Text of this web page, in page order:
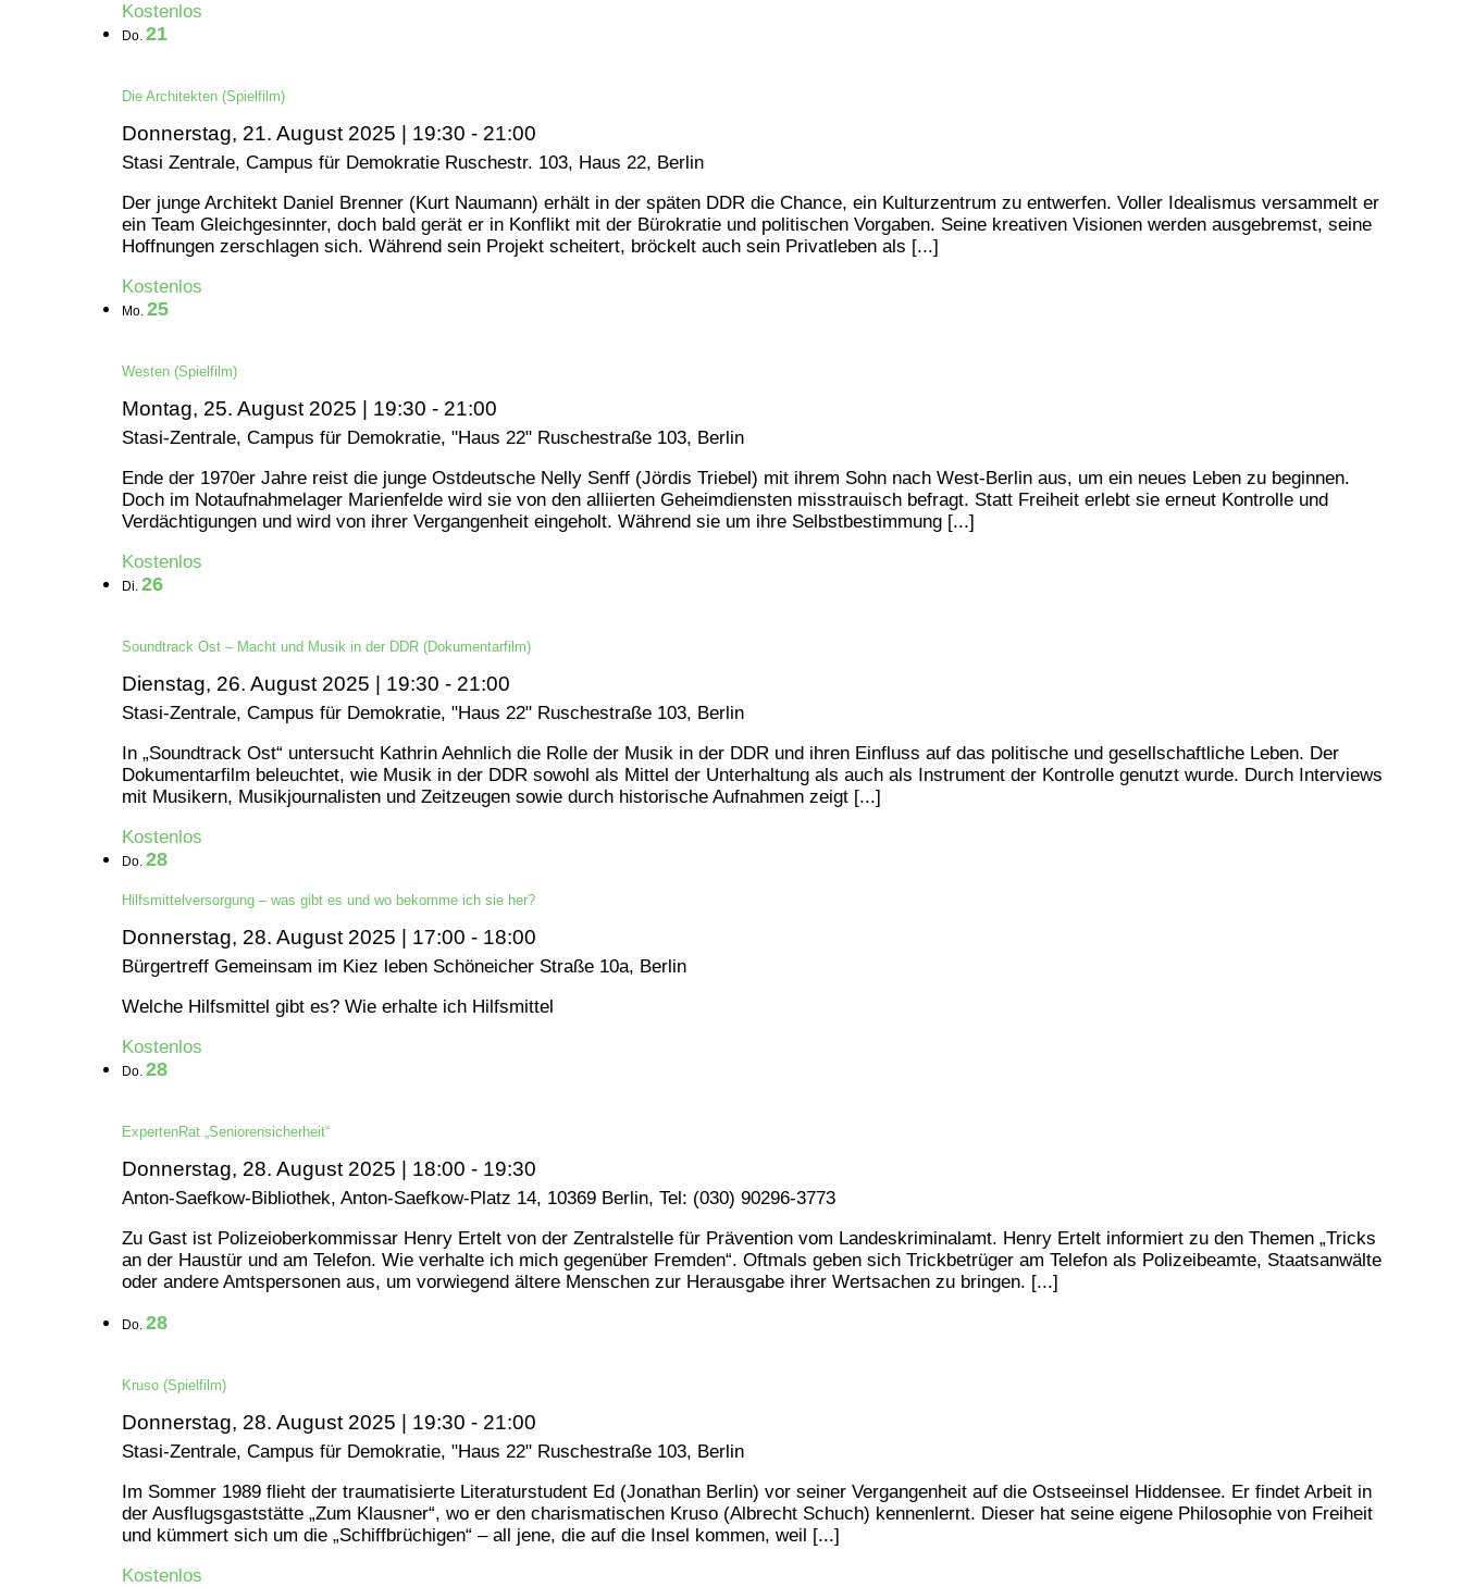
Kostenlos
Do. 21
Die Architekten (Spielfilm)
Donnerstag, 21. August 2025 | 19:30 - 21:00
Stasi Zentrale, Campus für Demokratie Ruschestr. 103, Haus 22, Berlin
Der junge Architekt Daniel Brenner (Kurt Naumann) erhält in der späten DDR die Chance, ein Kulturzentrum zu entwerfen. Voller Idealismus versammelt er
ein Team Gleichgesinnter, doch bald gerät er in Konflikt mit der Bürokratie und politischen Vorgaben. Seine kreativen Visionen werden ausgebremst, seine
Hoffnungen zerschlagen sich. Während sein Projekt scheitert, bröckelt auch sein Privatleben als [...]
Kostenlos
Mo. 25
Westen (Spielfilm)
Montag, 25. August 2025 | 19:30 - 21:00
Stasi-Zentrale, Campus für Demokratie, "Haus 22" Ruschestraße 103, Berlin
Ende der 1970er Jahre reist die junge Ostdeutsche Nelly Senff (Jördis Triebel) mit ihrem Sohn nach West-Berlin aus, um ein neues Leben zu beginnen.
Doch im Notaufnahmelager Marienfelde wird sie von den alliierten Geheimdiensten misstrauisch befragt. Statt Freiheit erlebt sie erneut Kontrolle und
Verdächtigungen und wird von ihrer Vergangenheit eingeholt. Während sie um ihre Selbstbestimmung [...]
Kostenlos
Di. 26
Soundtrack Ost – Macht und Musik in der DDR (Dokumentarfilm)
Dienstag, 26. August 2025 | 19:30 - 21:00
Stasi-Zentrale, Campus für Demokratie, "Haus 22" Ruschestraße 103, Berlin
In „Soundtrack Ost“ untersucht Kathrin Aehnlich die Rolle der Musik in der DDR und ihren Einfluss auf das politische und gesellschaftliche Leben. Der
Dokumentarfilm beleuchtet, wie Musik in der DDR sowohl als Mittel der Unterhaltung als auch als Instrument der Kontrolle genutzt wurde. Durch Interviews
mit Musikern, Musikjournalisten und Zeitzeugen sowie durch historische Aufnahmen zeigt [...]
Kostenlos
Do. 28
Hilfsmittelversorgung – was gibt es und wo bekomme ich sie her?
Donnerstag, 28. August 2025 | 17:00 - 18:00
Bürgertreff Gemeinsam im Kiez leben Schöneicher Straße 10a, Berlin
Welche Hilfsmittel gibt es? Wie erhalte ich Hilfsmittel
Kostenlos
Do. 28
ExpertenRat „Seniorensicherheit“
Donnerstag, 28. August 2025 | 18:00 - 19:30
Anton-Saefkow-Bibliothek, Anton-Saefkow-Platz 14, 10369 Berlin, Tel: (030) 90296-3773
Zu Gast ist Polizeioberkommissar Henry Ertelt von der Zentralstelle für Prävention vom Landeskriminalamt. Henry Ertelt informiert zu den Themen „Tricks
an der Haustür und am Telefon. Wie verhalte ich mich gegenüber Fremden“. Oftmals geben sich Trickbetrüger am Telefon als Polizeibeamte, Staatsanwälte
oder andere Amtspersonen aus, um vorwiegend ältere Menschen zur Herausgabe ihrer Wertsachen zu bringen. [...]
Do. 28
Kruso (Spielfilm)
Donnerstag, 28. August 2025 | 19:30 - 21:00
Stasi-Zentrale, Campus für Demokratie, "Haus 22" Ruschestraße 103, Berlin
Im Sommer 1989 flieht der traumatisierte Literaturstudent Ed (Jonathan Berlin) vor seiner Vergangenheit auf die Ostseeinsel Hiddensee. Er findet Arbeit in
der Ausflugsgaststätte „Zum Klausner“, wo er den charismatischen Kruso (Albrecht Schuch) kennenlernt. Dieser hat seine eigene Philosophie von Freiheit
und kümmert sich um die „Schiffbrüchigen“ – all jene, die auf die Insel kommen, weil [...]
Kostenlos